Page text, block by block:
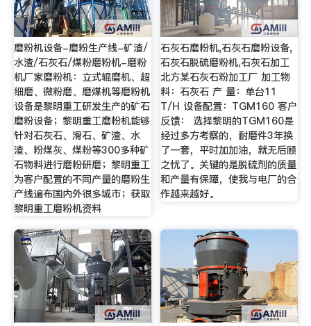
磨粉机设备-磨粉生产线-矿渣/
水渣/石灰石/煤粉磨粉机-磨粉
机厂家磨粉机：立式辊磨机、超
细磨、微粉磨、磨煤机等磨粉机
设备是黎明重工研发生产的矿石
磨粉设备；黎明重工磨粉机能够
针对石灰石、滑石、矿渣、水
渣、粉煤灰、煤粉等300多种矿
石物料进行磨粉研磨；黎明重工
为客户配置的不同产量的磨粉生
产线遍布国内外很多城市；获取
黎明重工磨粉机资料
石灰石磨粉机,石灰石磨粉设备,
石灰石脱硫磨粉机,石灰石加工
北方某石灰石粉加工厂 加工物
料：石灰石 产 量：单台11
T/H 设备配置：TGM160 客户
反馈： 选择黎明的TGM160是
经过多方考察的，耐磨件3年换
了一套，平时加加油，就无后顾
之忧了。关键的是脱硫剂的质量
和产量有保障，使我与电厂的合
作越来越好。